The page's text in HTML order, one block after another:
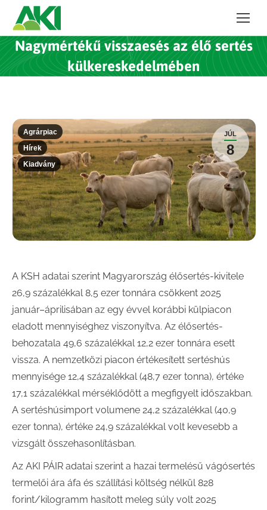
Nagymértékű visszaesés az élő sertés
külkereskedelmében
JÚL
8
Agrárpiac
Hírek
Kiadvány
A KSH adatai szerint Magyarország élősertés-kivitele
26,9 százalékkal 8,5 ezer tonnára csökkent 2025
január–áprilisában az egy évvel korábbi külpiacon
eladott mennyiséghez viszonyítva. Az élősertés-
behozatala 49,6 százalékkal 12,2 ezer tonnára esett
vissza. A nemzetközi piacon értékesített sertéshús
mennyisége 12,4 százalékkal (48,7 ezer tonna), értéke
17,1 százalékkal mérséklődött a megfigyelt időszakban.
A sertéshúsimport volumene 24,2 százalékkal (40,9
ezer tonna), értéke 24,9 százalékkal volt kevesebb a
vizsgált összehasonlításban.
Az AKI PÁIR adatai szerint a hazai termelésű vágósertés
termelői ára áfa és szállítási költség nélkül 828
forint/kilogramm hasított meleg súly volt 2025